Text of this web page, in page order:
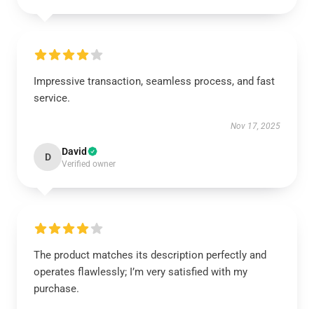
Impressive transaction, seamless process, and fast
service.
Nov 17, 2025
D David
Verified owner
The product matches its description perfectly and
operates flawlessly; I’m very satisfied with my
purchase.